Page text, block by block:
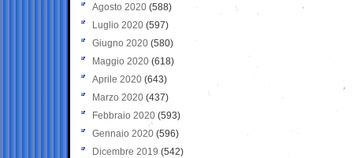
Agosto 2020 (588)
Luglio 2020 (597)
Giugno 2020 (580)
Maggio 2020 (618)
Aprile 2020 (643)
Marzo 2020 (437)
Febbraio 2020 (593)
Gennaio 2020 (596)
Dicembre 2019 (542)